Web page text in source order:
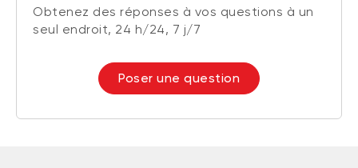
Obtenez des réponses à vos questions à un
seul endroit, 24 h/24, 7 j/7
Poser une question